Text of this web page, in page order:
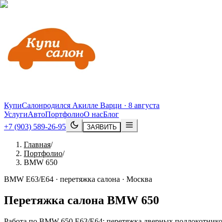
КупиСалонродился Акилле Варци · 8 августа
УслугиАвтоПортфолиоО насБлог
+7 (903) 589-26-95
ЗАЯВИТЬ
Главная/
Портфолио/
BMW 650
BMW E63/E64 · перетяжка салона · Москва
Перетяжка салона BMW 650